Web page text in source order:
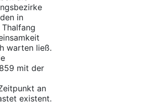
in
warten ließ.
mit der
an
existent.